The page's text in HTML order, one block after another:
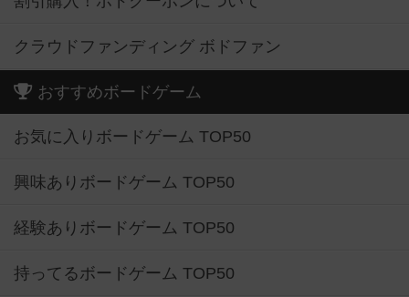
クラウドファンディング ボドファン
おすすめボードゲーム
お気に入りボードゲーム TOP50
興味ありボードゲーム TOP50
経験ありボードゲーム TOP50
持ってるボードゲーム TOP50